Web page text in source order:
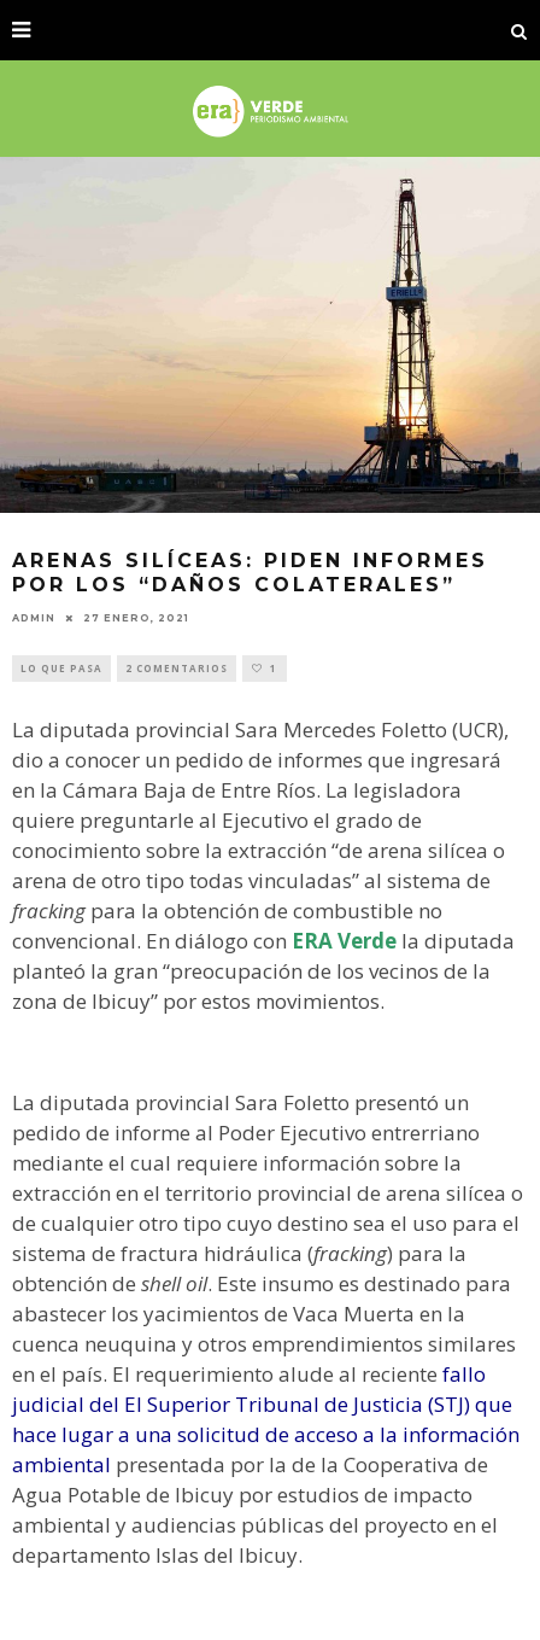
ARENAS SILÍCEAS: PIDEN INFORMES
POR LOS “DAÑOS COLATERALES”
ADMIN 27 ENERO, 2021
LO QUE PASA 2 COMENTARIOS 1
La diputada provincial Sara Mercedes Foletto (UCR),
dio a conocer un pedido de informes que ingresará
en la Cámara Baja de Entre Ríos. La legisladora
quiere preguntarle al Ejecutivo el grado de
conocimiento sobre la extracción “de arena silícea o
arena de otro tipo todas vinculadas” al sistema de
frackingpara la obtención de combustible no
convencional. En diálogo con ERA Verde la diputada
planteó la gran “preocupación de los vecinos de la
zona de Ibicuy” por estos movimientos.
La diputada provincial Sara Foletto presentó un
pedido de informe al Poder Ejecutivo entrerriano
mediante el cual requiere información sobre la
extracción en el territorio provincial de arena silícea o
de cualquier otro tipo cuyo destino sea el uso para el
sistema de fractura hidráulica (fracking) para la
obtención de shell oil. Este insumo es destinado para
abastecer los yacimientos de Vaca Muerta en la
cuenca neuquina y otros emprendimientos similares
en el país. El requerimiento alude al reciente fallo
judicial del El Superior Tribunal de Justicia (STJ) que
hace lugar a una solicitud de acceso a la información
ambiental presentada por la de la Cooperativa de
Agua Potable de Ibicuy por estudios de impacto
ambiental y audiencias públicas del proyecto en el
departamento Islas del Ibicuy.